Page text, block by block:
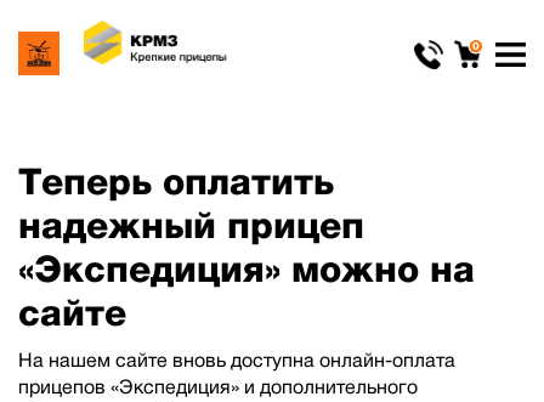
0
Теперь оплатить
надежный прицеп
«Экспедиция» можно на
сайте
На нашем сайте вновь доступна онлайн-оплата
прицепов «Экспедиция» и дополнительного